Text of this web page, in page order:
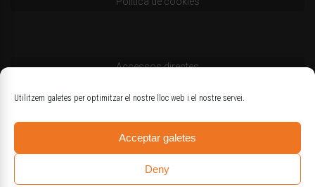
Utilitzem galetes per optimitzar el nostre lloc web i el nostre servei.
Acceptar galetes
Deny
Accessos directes
Codi deontològic
Estatuts
Logotips oficials